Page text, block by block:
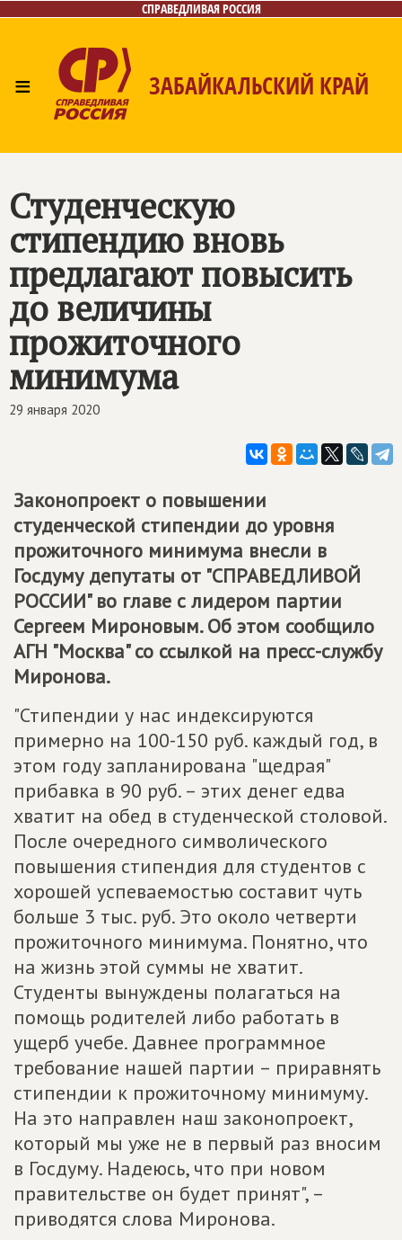
СПРАВЕДЛИВАЯ РОССИЯ
≡ ЗАБАЙКАЛЬСКИЙ КРАЙ
Студенческую
стипендию вновь
предлагают повысить
до величины
прожиточного
минимума
29 января 2020
Законопроект о повышении
студенческой стипендии до уровня
прожиточного минимума внесли в
Госдуму депутаты от "СПРАВЕДЛИВОЙ
РОССИИ" во главе с лидером партии
Сергеем Мироновым. Об этом сообщило
АГН "Москва" со ссылкой на пресс-службу
Миронова.
"Стипендии у нас индексируются
примерно на 100-150 руб. каждый год, в
этом году запланирована "щедрая"
прибавка в 90 руб. – этих денег едва
хватит на обед в студенческой столовой.
После очередного символического
повышения стипендия для студентов с
хорошей успеваемостью составит чуть
больше 3 тыс. руб. Это около четверти
прожиточного минимума. Понятно, что
на жизнь этой суммы не хватит.
Студенты вынуждены полагаться на
помощь родителей либо работать в
ущерб учебе. Давнее программное
требование нашей партии – приравнять
стипендии к прожиточному минимуму.
На это направлен наш законопроект,
который мы уже не в первый раз вносим
в Госдуму. Надеюсь, что при новом
правительстве он будет принят", –
приводятся слова Миронова.